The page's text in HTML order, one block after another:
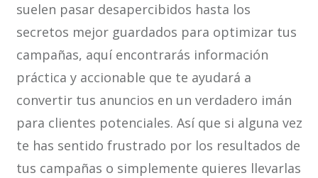
suelen pasar desapercibidos hasta los
secretos mejor guardados para optimizar tus
campañas, aquí encontrarás información
práctica y accionable que te ayudará a
convertir tus anuncios en un verdadero imán
para clientes potenciales. Así que si alguna vez
te has sentido frustrado por los resultados de
tus campañas o simplemente quieres llevarlas